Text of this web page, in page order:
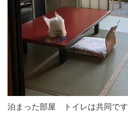
泊まった部屋 トイレは共同です